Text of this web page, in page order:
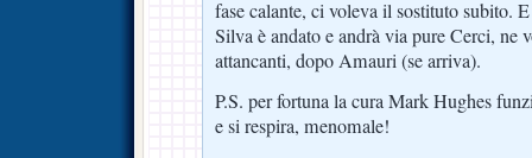
fase calante, ci voleva il sostituto subito.
Silva è andato e andrà via pure Cerci, ne
attancanti, dopo Amauri (se arriva).
P.S. per fortuna la cura Mark Hughes
e si respira, menomale!